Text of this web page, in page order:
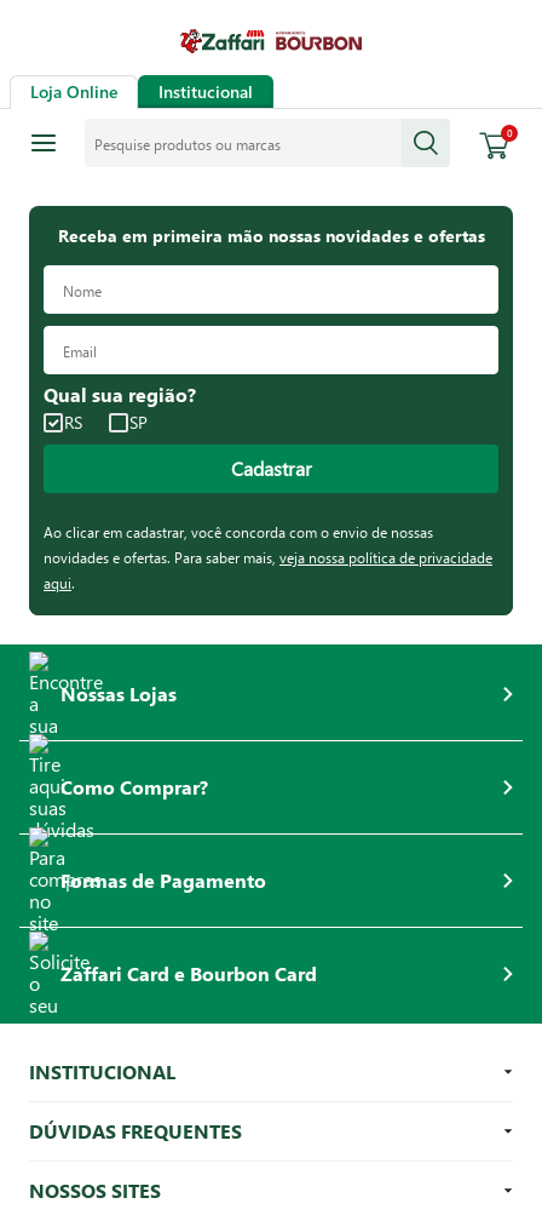
Loja Online Institucional
0
Receba em primeira mão nossas novidades e ofertas
Qual sua região?
RS SP
Cadastrar
Ao clicar em cadastrar, você concorda com o envio de nossas
novidades e ofertas. Para saber mais, veja nossa política de privacidade
aqui.
Nossas Lojas
Como Comprar?
Formas de Pagamento
Zaffari Card e Bourbon Card
INSTITUCIONAL
DÚVIDAS FREQUENTES
NOSSOS SITES